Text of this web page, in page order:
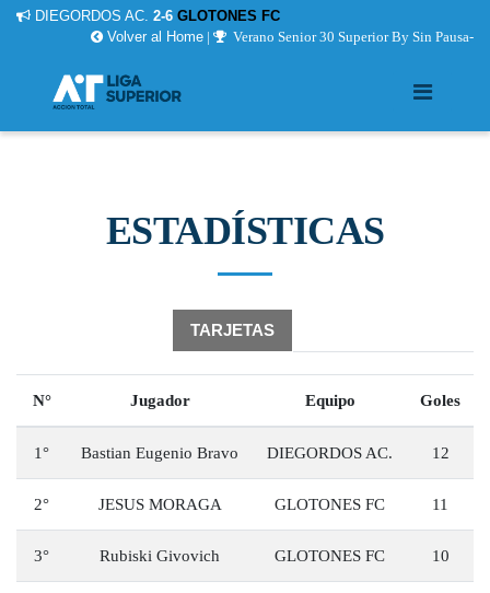
DIEGORDOS AC. 2-6 GLOTONES FC
Volver al Home | Verano Senior 30 Superior By Sin Pausa-
ESTADÍSTICAS
TARJETAS
N° Jugador Equipo Goles
1° Bastian Eugenio Bravo DIEGORDOS AC. 12
2° JESUS MORAGA GLOTONES FC 11
3° Rubiski Givovich GLOTONES FC 10